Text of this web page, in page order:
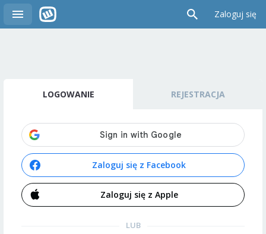
Zaloguj się
LOGOWANIE REJESTRACJA
Zaloguj się z Facebook
Zaloguj się z Apple
LUB